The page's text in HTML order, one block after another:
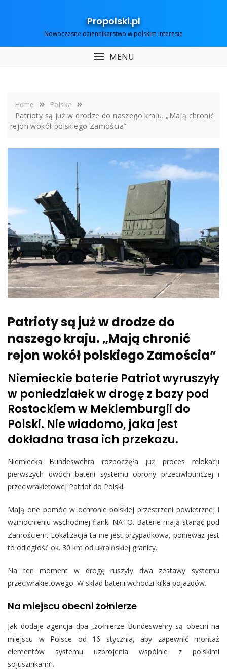
Propolski.pl
Nowoczesne dziennikarstwo w polskim interesie
MENU
Home Polska
Patrioty są już w drodze do naszego kraju. „Mają chronić
rejon wokół polskiego Zamościa”
Patrioty są już w drodze do
naszego kraju. „Mają chronić
rejon wokół polskiego Zamościa”
Niemieckie baterie Patriot wyruszyły
w poniedziałek w drogę z bazy pod
Rostockiem w Meklemburgii do
Polski. Nie wiadomo, jaka jest
dokładna trasa ich przekazu.
Niemiecka Bundeswehra rozpoczęła już proces relokacji
pierwszych dwóch baterii systemu obrony przeciwlotniczej i
przeciwrakietowej Patriot do Polski.
Mają one pomóc w ochronie polskiej przestrzeni powietrznej i
wzmocnieniu wschodniej flanki NATO. Baterie mają stanąć pod
Zamościem. Lokalizacja ta nie jest przypadkowa, ponieważ jest
to odległość ok. 30 km od ukraińskiej granicy.
Na ten moment w drogę ruszyły dwa zestawy systemu
przeciwrakietowego. W skład baterii wchodzi kilka pojazdów.
Na miejscu obecni żołnierze
Jak dodaje agencja dpa „żołnierze Bundeswehry są obecni na
miejscu w Polsce od 16 stycznia, aby zapewnić montaż
elementów systemu uzbrojenia wspólnie z polskimi
sojusznikami”.